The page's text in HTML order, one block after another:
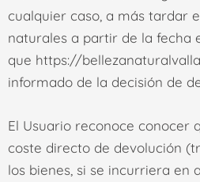
cualquier caso, a más tardar
naturales a partir de la fecha
que https://
informado de la decisión de
El Usuario reconoce conocer
coste directo de devolución
los bienes, si se incurriera en